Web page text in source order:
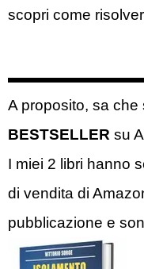
scopri come
A proposito, sa che
BESTSELLER su
I miei 2 libri hanno
di vendita di
pubblicazione e